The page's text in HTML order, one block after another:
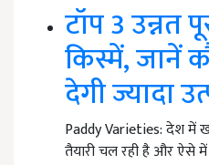
टॉप 3 उन्नत
किस्में, जानें
देगी ज्यादा
Paddy Varieties: देश में
तैयारी चल रही है और ऐसे